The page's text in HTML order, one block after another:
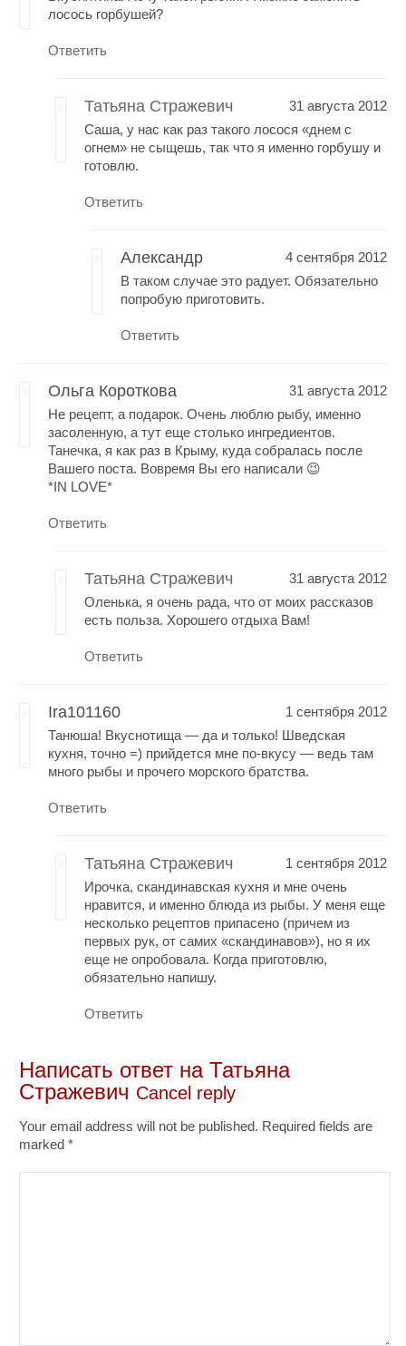
лосось горбушей?
Ответить
Татьяна Стражевич
31 августа 2012
Саша, у нас как раз такого лосося «днем с
огнем» не сыщешь, так что я именно горбушу и
готовлю.
Ответить
Александр
4 сентября 2012
В таком случае это радует. Обязательно
попробую приготовить.
Ответить
Ольга Короткова
31 августа 2012
Не рецепт, а подарок. Очень люблю рыбу, именно
засоленную, а тут еще столько ингредиентов.
Танечка, я как раз в Крыму, куда собралась после
Вашего поста. Вовремя Вы его написали 😉
*IN LOVE*
Ответить
Татьяна Стражевич
31 августа 2012
Оленька, я очень рада, что от моих рассказов
есть польза. Хорошего отдыха Вам!
Ответить
Ira101160
1 сентября 2012
Танюша! Вкуснотища — да и только! Шведская
кухня, точно =) прийдется мне по-вкусу — ведь там
много рыбы и прочего морского братства.
Ответить
Татьяна Стражевич
1 сентября 2012
Ирочка, скандинавская кухня и мне очень
нравится, и именно блюда из рыбы. У меня еще
несколько рецептов припасено (причем из
первых рук, от самих «скандинавов»), но я их
еще не опробовала. Когда приготовлю,
обязательно напишу.
Ответить
Написать ответ наТатьяна
Стражевич Cancel reply
Your email address will not be published. Required fields are
marked*